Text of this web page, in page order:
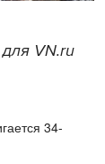
VN.ru
34-